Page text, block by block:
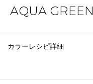
AQUA GREEN
カラーレシピ詳細